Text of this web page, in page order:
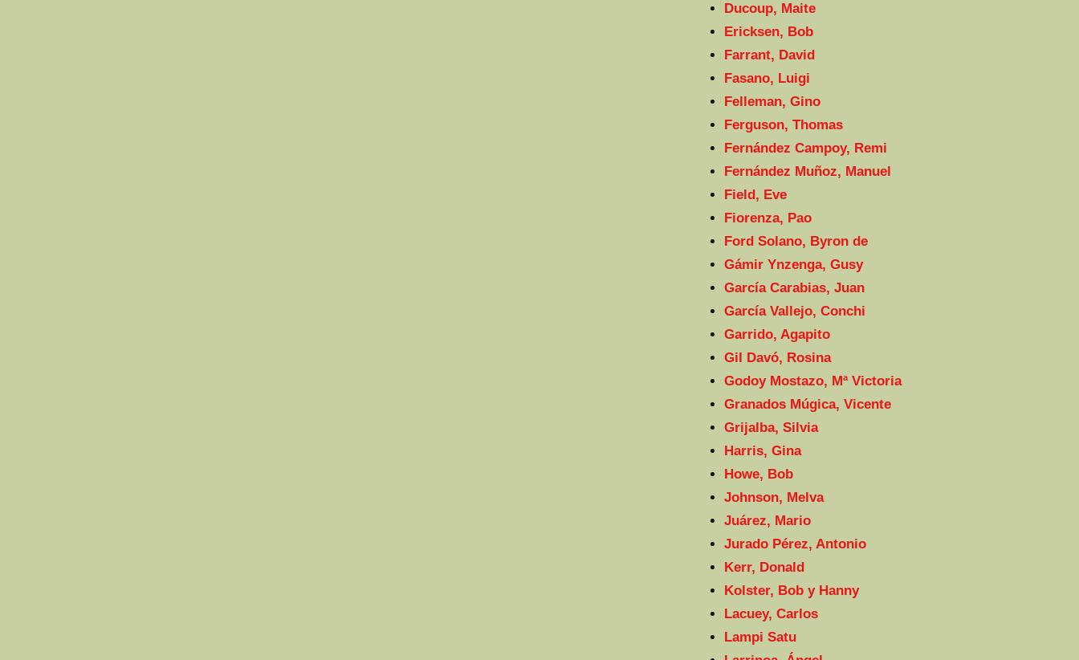
Ducoup, Maite
Ericksen, Bob
Farrant, David
Fasano, Luigi
Felleman, Gino
Ferguson, Thomas
Fernández Campoy, Remi
Fernández Muñoz, Manuel
Field, Eve
Fiorenza, Pao
Ford Solano, Byron de
Gámir Ynzenga, Gusy
García Carabias, Juan
García Vallejo, Conchi
Garrido, Agapito
Gil Davó, Rosina
Godoy Mostazo, Mª Victoria
Granados Múgica, Vicente
Grijalba, Silvia
Harris, Gina
Howe, Bob
Johnson, Melva
Juárez, Mario
Jurado Pérez, Antonio
Kerr, Donald
Kolster, Bob y Hanny
Lacuey, Carlos
Lampi Satu